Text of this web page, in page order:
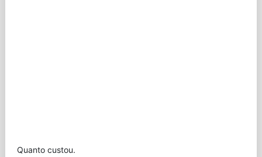
Quanto custou.